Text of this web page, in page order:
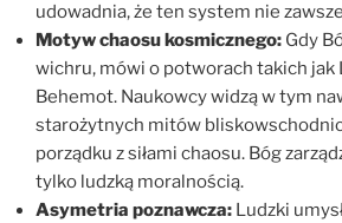
udowadnia, że ten system nie zawsze
Motyw chaosu kosmicznego: Gdy
wichru, mówi o potworach takich jak
Behemot. Naukowcy widzą w tym
starożytnych mitów
porządku z siłami chaosu. Bóg
tylko ludzką moralnością.
Asymetria poznawcza: Ludzki